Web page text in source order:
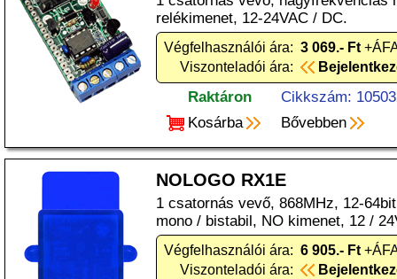
relékimenet, 12-24VAC / DC.
Végfelhasználói ára: 3 069.- Ft
Viszonteladói ára:
Raktáron
Cikkszám:
Kosárba
Bővebben
NOLOGO RX1E
1 csatornás vevő, 868MHz, 12-
mono / bistabil, NO kimenet, 12 /
Végfelhasználói ára: 6 905.- Ft
Viszonteladói ára: